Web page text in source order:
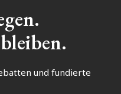
und fundierte